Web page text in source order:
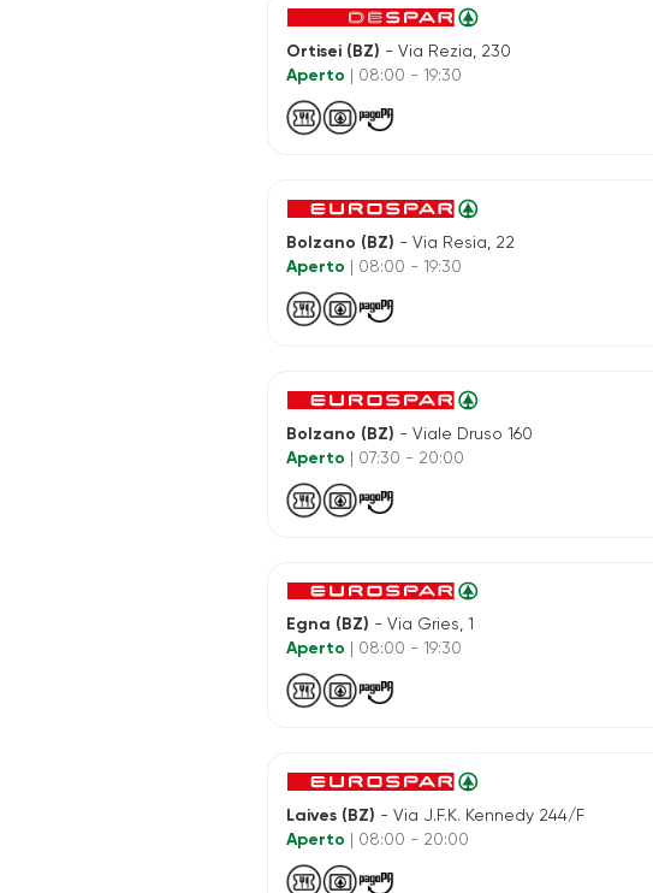
Ortisei (BZ) - Via Rezia, 230
Aperto
| 08:00 - 19:30
Bolzano (BZ) - Via Resia, 22
Aperto
| 08:00 - 19:30
Bolzano (BZ) - Viale Druso 160
Aperto
| 07:30 - 20:00
Egna (BZ) - Via Gries, 1
Aperto
| 08:00 - 19:30
Laives (BZ) - Via J.F.K. Kennedy 244/F
Aperto
| 08:00 - 20:00